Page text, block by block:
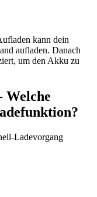
kann dein
aufladen. Danach
um den Akku zu
Welche
Ladevorgang